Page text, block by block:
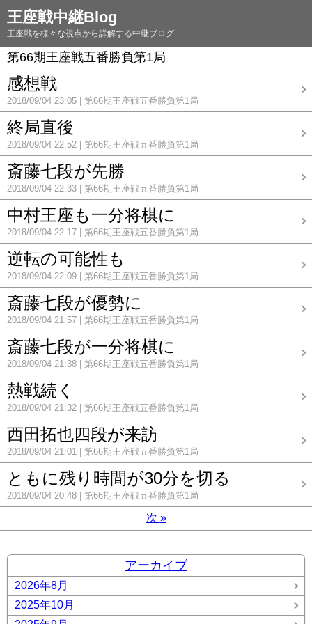
王座戦中継Blog
王座戦を様々な視点から詳解する中継ブログ
第66期王座戦五番勝負第1局
感想戦
2018/09/04 23:05 第66期王座戦五番勝負第1局
終局直後
2018/09/04 22:52 第66期王座戦五番勝負第1局
斎藤七段が先勝
2018/09/04 22:33 第66期王座戦五番勝負第1局
中村王座も一分将棋に
2018/09/04 22:17 第66期王座戦五番勝負第1局
逆転の可能性も
2018/09/04 22:09 第66期王座戦五番勝負第1局
斎藤七段が優勢に
2018/09/04 21:57 第66期王座戦五番勝負第1局
斎藤七段が一分将棋に
2018/09/04 21:38 第66期王座戦五番勝負第1局
熱戦続く
2018/09/04 21:32 第66期王座戦五番勝負第1局
西田拓也四段が来訪
2018/09/04 21:01 第66期王座戦五番勝負第1局
ともに残り時間が30分を切る
2018/09/04 20:48 第66期王座戦五番勝負第1局
次 »
アーカイブ
2026年8月
2025年10月